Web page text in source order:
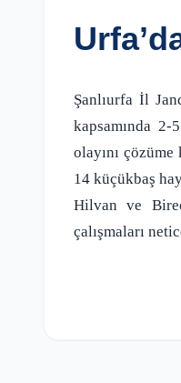
Şanlıurfa İl
kapsamında
olayını
14 küçükbaş
Hilvan ve
çalışmaları